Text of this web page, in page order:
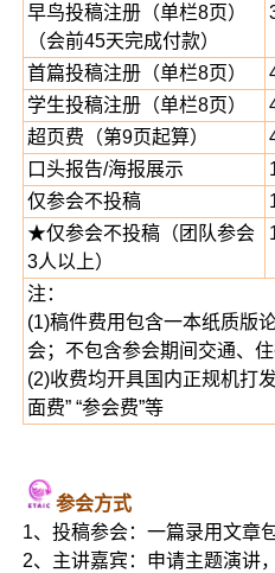
早鸟投稿注册（单栏8页）
（会前45天完成付款）
首篇投稿注册（单栏8页）
学生投稿注册（单栏8页）
超页费（第9页起算）
口头报告/海报展示
仅参会不投稿
★仅参会不投稿（团队参会
3人以上）
注：
(1)稿件费用包含一本纸质版
会；不包含参会期间交通、住
(2)收费均开具国内正规机打
面费” “参会费”等
参会方式
1、投稿参会：一篇录用文章
2、主讲嘉宾：申请主题演讲